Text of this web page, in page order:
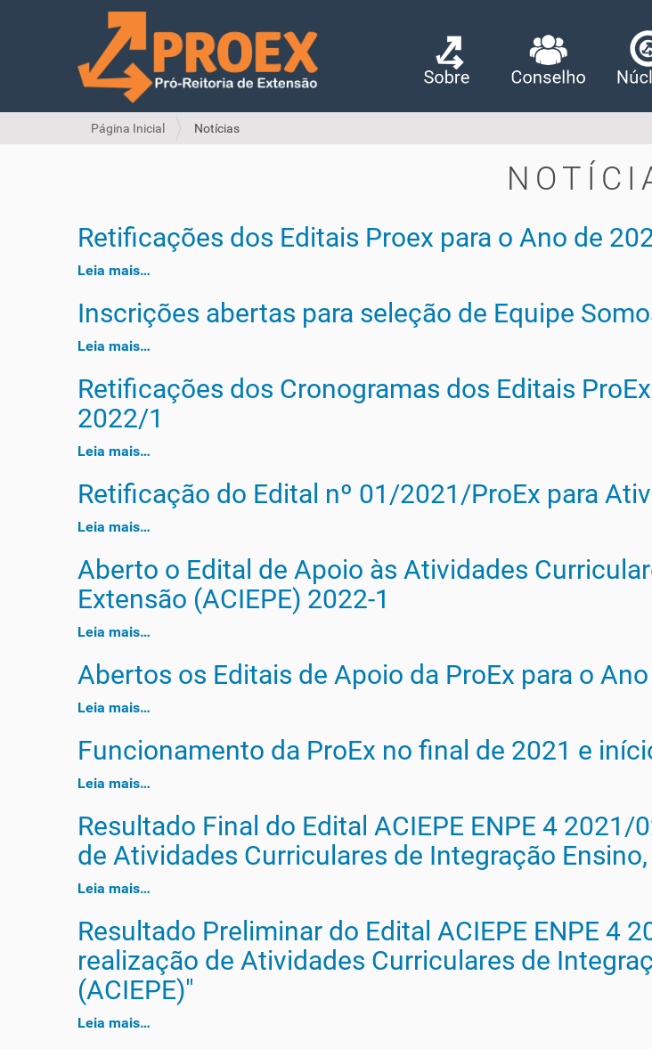
V
t
a
u
:
Página Inicial Notícias
Retificações dos Editais Proex para o Ano de
Leia mais…
Inscrições abertas para seleção de Equipe
Leia mais…
Retificações dos Cronogramas dos Editais
2022/1
Leia mais…
Retificação do Edital nº 01/2021/ProEx para
Leia mais…
Aberto o Edital de Apoio às Atividades
Extensão (ACIEPE) 2022-1
Leia mais…
Abertos os Editais de Apoio da ProEx para o
Leia mais…
Funcionamento da ProEx no final de 2021 e
Leia mais…
Resultado Final do Edital ACIEPE ENPE 4 2021/
de Atividades Curriculares de Integração
Leia mais…
Resultado Preliminar do Edital ACIEPE ENPE 4
realização de Atividades Curriculares de
(ACIEPE)"
Leia mais…